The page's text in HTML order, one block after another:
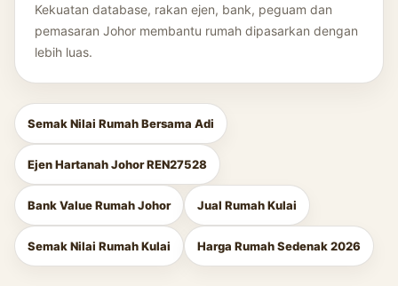
Kekuatan database, rakan ejen, bank, peguam dan
pemasaran Johor membantu rumah dipasarkan dengan
lebih luas.
Semak Nilai Rumah Bersama Adi
Ejen Hartanah Johor REN27528
Bank Value Rumah Johor Jual Rumah Kulai
Semak Nilai Rumah Kulai Harga Rumah Sedenak 2026